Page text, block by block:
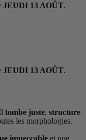
JEUDI 13 AOÛT.
JEUDI 13 AOÛT.
tombe juste, structure
les morphologies.
impeccable et une